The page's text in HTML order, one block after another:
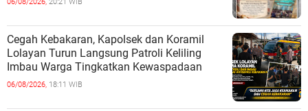
Cegah Kebakaran, Kapolsek dan Koramil
Lolayan Turun Langsung Patroli Keliling
Imbau Warga Tingkatkan Kewaspadaan
06/08/2026, 18:11 WIB